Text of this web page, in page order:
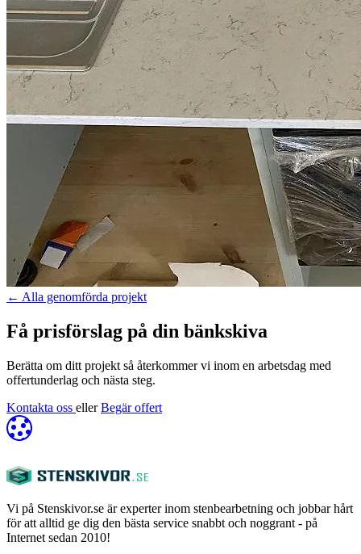
← Alla genomförda projekt
Få prisförslag på din bänkskiva
Berätta om ditt projekt så återkommer vi inom en arbetsdag med
offertunderlag och nästa steg.
Kontakta oss eller Begär offert
Vi på Stenskivor.se är experter inom stenbearbetning och jobbar hårt
för att alltid ge dig den bästa service snabbt och noggrant - på
Internet sedan 2010!